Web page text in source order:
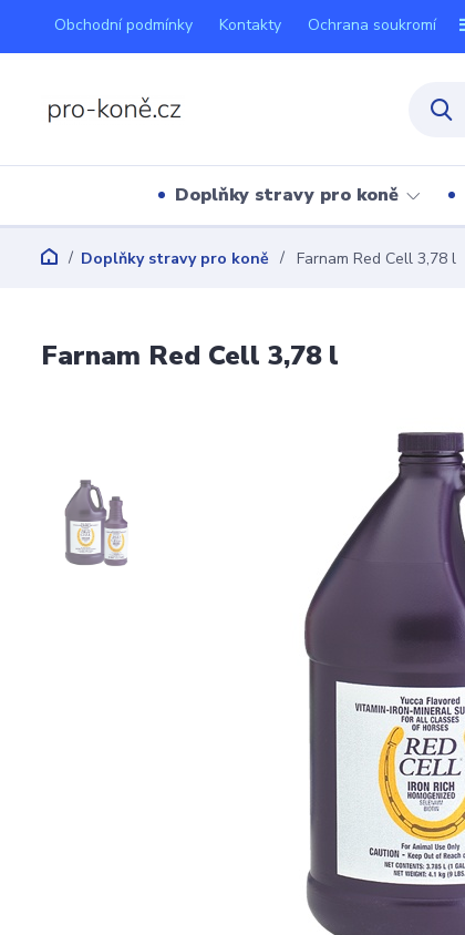
Obchodní podmínky Kontakty Ochrana soukromí
Doplňky stravy pro koně
Doplňky stravy pro koně Farnam Red Cell 3,78 l
Farnam Red Cell 3,78 l